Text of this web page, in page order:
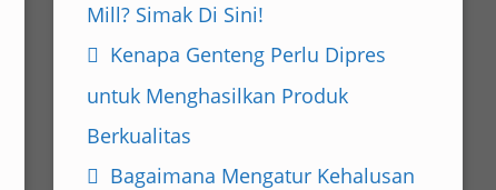
Mill? Simak Di Sini!
Kenapa Genteng Perlu Dipres
untuk Menghasilkan Produk
Berkualitas
Bagaimana Mengatur Kehalusan